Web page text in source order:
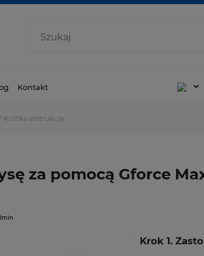
Kontakt
Krótka instrukcja
za pomocą Gforce
Krok 1.